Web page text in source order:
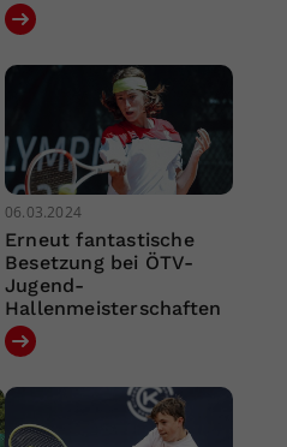
06.03.2024
Erneut fantastische
Besetzung bei ÖTV-
Jugend-
Hallenmeisterschaften